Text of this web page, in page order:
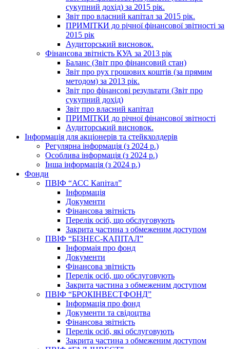
сукупний дохід) за 2015 рік.
Звіт про власний капітал за 2015 рік.
ПРИМІТКИ до річної фінансової звітності за
2015 рік
Аудиторський висновок.
Фінансова звітність КУА за 2013 рік
Баланс (Звіт про фінансовий стан)
Звіт про рух грошових коштів (за прямим
методом) за 2013 рік.
Звіт про фінансові результати (Звіт про
сукупний дохід)
Звіт про власний капітал
ПРИМІТКИ до річної фінансової звітності
Аудиторський висновок.
Інформація для акціонерів та стейкхолдерів
Регулярна інформація (з 2024 р.)
Особлива інформація (з 2024 р.)
Інша інформація (з 2024 р.)
Фонди
ПВІФ “АСС Капітал”
Інформація
Документи
Фінансова звітність
Перелік осіб, що обслуговують
Закрита частина з обмеженим доступом
ПВІФ “БІЗНЕС-КАПІТАЛ”
Інформаія про фонд
Документи
Фінансова звітність
Перелік осіб, що обслуговують
Закрита частина з обмеженим доступом
ПВІФ “БРОКІНВЕСТФОНД”
Інформація про фонд
Документи та свідоцтва
Фінансова звітність
Перелік осіб, які обслуговують
Закрита частина з обмеженим доступом